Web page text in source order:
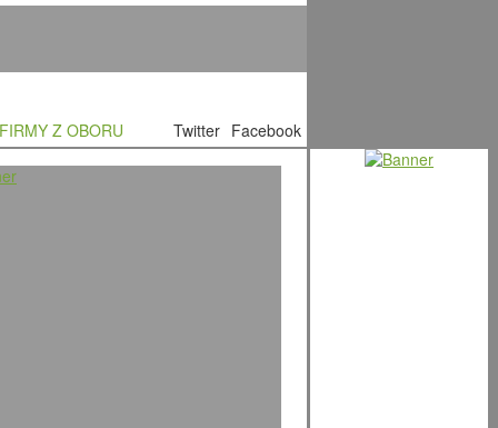
FIRMY Z OBORU Twitter Facebook